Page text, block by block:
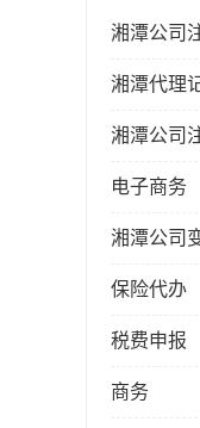
湘潭公司
湘潭代理
湘潭公司
电子商务
湘潭公司
保险代办
税费申报
商务